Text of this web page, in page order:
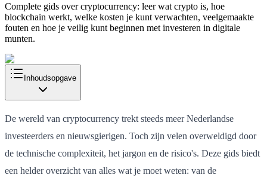
Complete gids over cryptocurrency: leer wat crypto is, hoe
blockchain werkt, welke kosten je kunt verwachten, veelgemaakte
fouten en hoe je veilig kunt beginnen met investeren in digitale
munten.
Inhoudsopgave
De wereld van cryptocurrency trekt steeds meer Nederlandse
investeerders en nieuwsgierigen. Toch zijn velen overweldigd door
de technische complexiteit, het jargon en de risico's. Deze gids biedt
een helder overzicht van alles wat je moet weten: van de